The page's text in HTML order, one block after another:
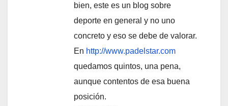
bien, este es un blog sobre
deporte en general y no uno
concreto y eso se debe de valorar.
En http://www.padelstar.com
quedamos quintos, una pena,
aunque contentos de esa buena
posición.